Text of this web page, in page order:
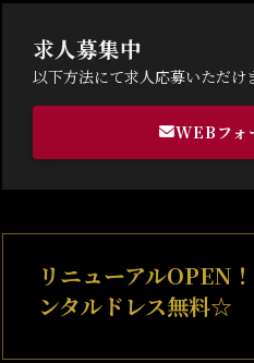
求人募集中
以下方法にて求人応募いただけ
WEBフォ
リニューアルOPEN
ンタルドレス無料☆